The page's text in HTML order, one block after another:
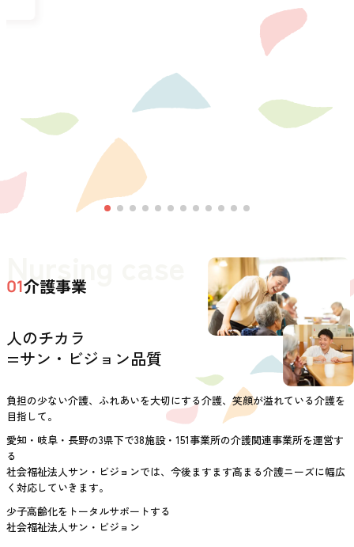
Nursing case
01介護事業
人のチカラ
=サン・ビジョン品質
負担の少ない介護、ふれあいを大切にする介護、笑顔が溢れている介護を
目指して。
愛知・岐阜・長野の3県下で38施設・151事業所の介護関連事業所を運営す
る
社会福祉法人サン・ビジョンでは、今後ますます高まる介護ニーズに幅広
く対応していきます。
少子高齢化をトータルサポートする
社会福祉法人サン・ビジョン